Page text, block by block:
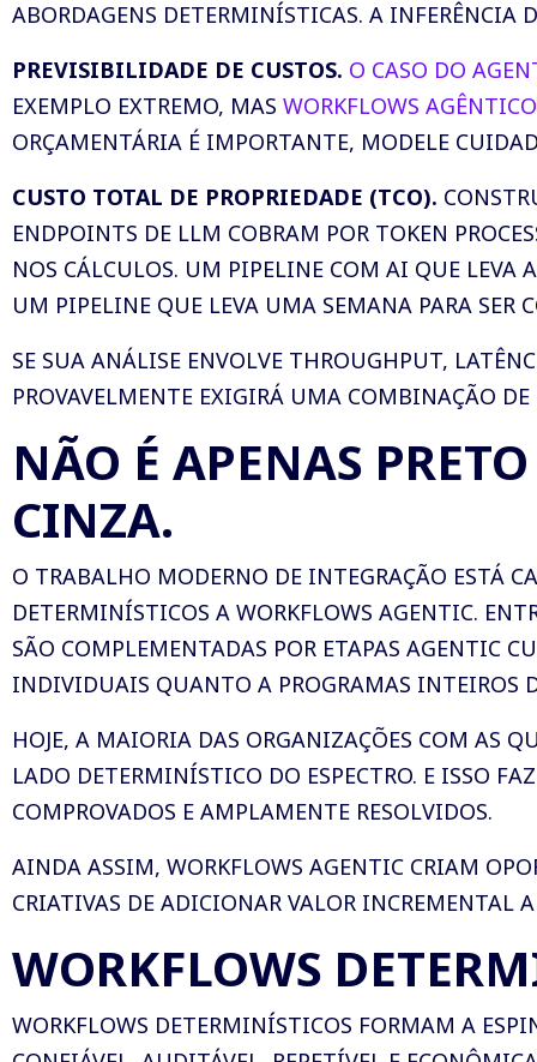
ABORDAGENS DETERMINÍSTICAS. A INFERÊNCIA
PREVISIBILIDADE DE CUSTOS. O CASO DO
EXEMPLO EXTREMO, MAS WORKFLOWS
ORÇAMENTÁRIA É IMPORTANTE, MODELE
CUSTO TOTAL DE PROPRIEDADE (TCO).
ENDPOINTS DE LLM COBRAM POR TOKEN
NOS CÁLCULOS. UM PIPELINE COM AI QUE LEVA
UM PIPELINE QUE LEVA UMA SEMANA PARA SER
SE SUA ANÁLISE ENVOLVE THROUGHPUT,
PROVAVELMENTE EXIGIRÁ UMA COMBINAÇÃO
NÃO É APENAS
CINZA.
O TRABALHO MODERNO DE INTEGRAÇÃO ESTÁ
DETERMINÍSTICOS A WORKFLOWS AGENTIC.
SÃO COMPLEMENTADAS POR ETAPAS AGENTIC
INDIVIDUAIS QUANTO A PROGRAMAS INTEIROS
HOJE, A MAIORIA DAS ORGANIZAÇÕES COM AS
LADO DETERMINÍSTICO DO ESPECTRO. E ISSO
COMPROVADOS E AMPLAMENTE RESOLVIDOS.
AINDA ASSIM, WORKFLOWS AGENTIC CRIAM
CRIATIVAS DE ADICIONAR VALOR INCREMENTAL
WORKFLOWS
WORKFLOWS DETERMINÍSTICOS FORMAM A